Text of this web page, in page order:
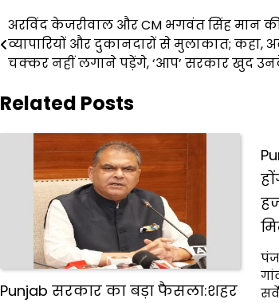
Post
navigation
अरविंद केजरीवाल और CM भगवंत सिंह मान
व्यापारियों और दुकानदारों से मुलाकात; कहा,
चक्कर नहीं लगाने पड़ेंगे, ‘आप’ सरकार खुद
Related Posts
Punjab सरकार का बड़ा फैसला:शहर